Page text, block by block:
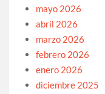
mayo 2026
abril 2026
marzo 2026
febrero 2026
enero 2026
diciembre 2025